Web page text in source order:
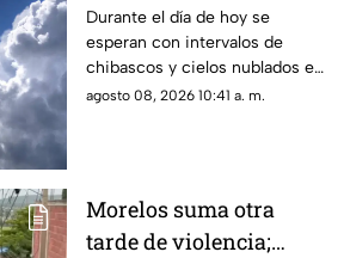
tardes nubladas con
chubascos en estos
municipios
Durante el día de hoy se
esperan con intervalos de
chibascos y cielos nublados en
diferentes municipios de
agosto 08, 2026 10:41 a. m.
Morelos suma otra
tarde de violencia;